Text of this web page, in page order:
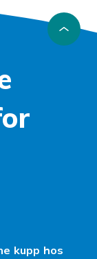
kupp hos